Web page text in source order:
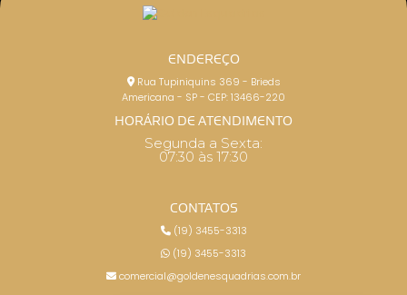
ENDEREÇO
Rua Tupiniquins 369 - Brieds
Americana - SP - CEP: 13466-220
HORÁRIO DE ATENDIMENTO
Segunda a Sexta:
07:30 às 17:30
CONTATOS
(19) 3455-3313
(19) 3455-3313
comercial@goldenesquadrias.com.br